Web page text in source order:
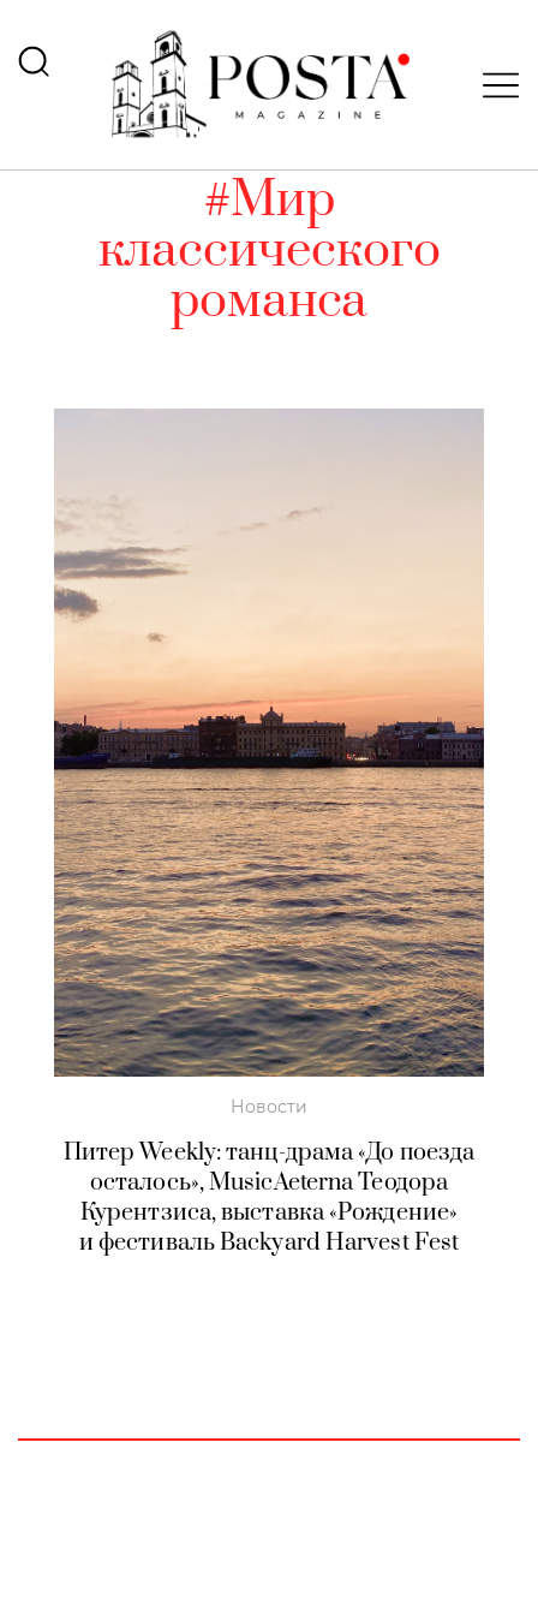
#Мир
классического
романса
Новости
Питер Weekly: танц-драма «До поезда
осталось», MusicAeterna Теодора
Курентзиса, выставка «Рождение»
и фестиваль Backyard Harvest Fest